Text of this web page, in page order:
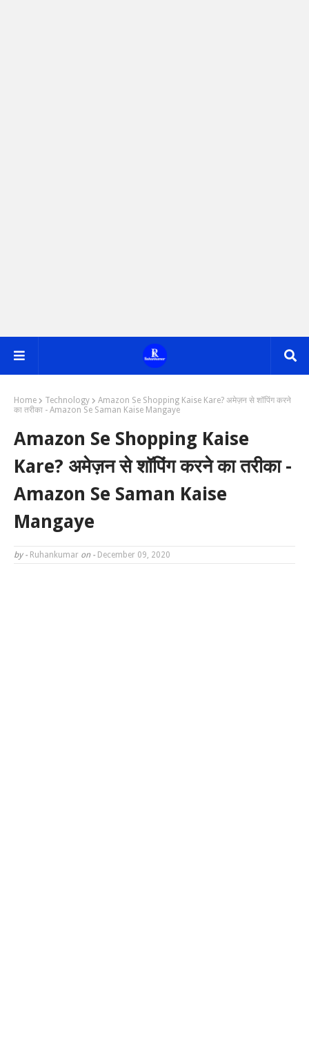
Home Technology
Amazon Se Shopping Kaise Kare? अमेज़न से शॉपिंग करने
का तरीका - Amazon Se Saman Kaise Mangaye
Amazon Se Shopping Kaise
Kare? अमेज़न से शॉपिंग करने का तरीका -
Amazon Se Saman Kaise
Mangaye
by - Ruhankumar on - December 09, 2020